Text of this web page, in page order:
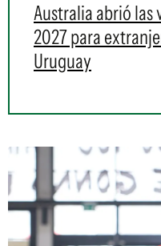
Australia abrió las
2027 para
Uruguay